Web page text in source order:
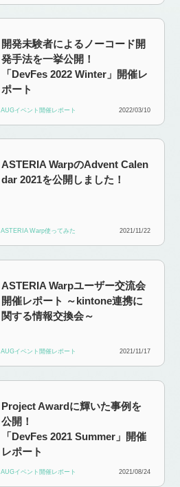
開発未験者によるノーコード開
発手法を一挙公開！
「DevFes 2022 Winter」開催レ
ポート
AUGイベント開催レポート 2022/03/10
ASTERIA WarpのAdvent Calen
dar 2021を公開しました！
ASTERIA Warp使ってみた 2021/11/22
ASTERIA Warpユーザー交流会
開催レポート ～kintone連携に
関する情報交換会～
AUGイベント開催レポート 2021/11/17
Project Awardに輝いた事例を
公開！
「DevFes 2021 Summer」開催
レポート
AUGイベント開催レポート 2021/08/24